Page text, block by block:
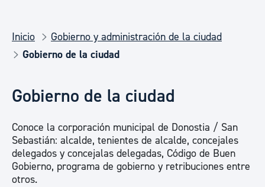
Inicio
Gobierno y administración de la ciudad
Gobierno de la ciudad
Gobierno de la ciudad
Conoce la corporación municipal de Donostia / San
Sebastián: alcalde, tenientes de alcalde, concejales
delegados y concejalas delegadas, Código de Buen
Gobierno, programa de gobierno y retribuciones entre
otros.